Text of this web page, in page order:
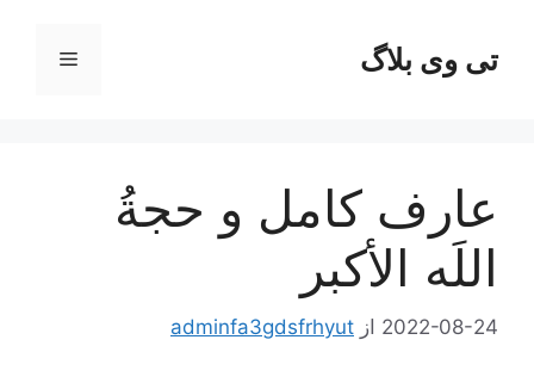
محتواتی وی بلاگ فهرست
عارف کامل و حجةُ
اللَه الأکبر
2022-08-24 از adminfa3gdsfrhyut